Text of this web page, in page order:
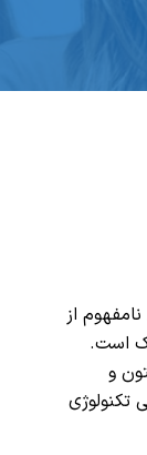
از
است.
و
تکنولوژی